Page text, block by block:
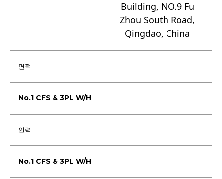
Building, NO.9 Fu
Zhou South Road,
Qingdao, China
면적
-
인력
1